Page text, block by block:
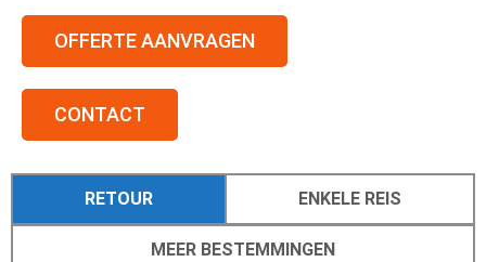
OFFERTE AANVRAGEN
CONTACT
RETOUR ENKELE REIS
MEER BESTEMMINGEN